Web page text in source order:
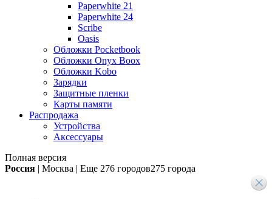
Paperwhite 21
Paperwhite 24
Scribe
Oasis
Обложки Pocketbook
Обложки Onyx Boox
Обложки Kobo
Зарядки
Защитные пленки
Карты памяти
Распродажа
Устройства
Аксессуары
Полная версия
Россия | Москва | Еще 276 городов275 города